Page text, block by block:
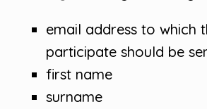
email address to which
participate should be
first name
surname